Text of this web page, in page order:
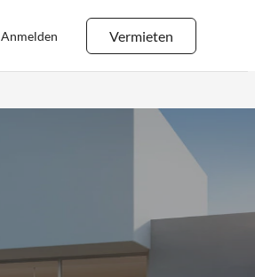
Vermieten
Anmelden